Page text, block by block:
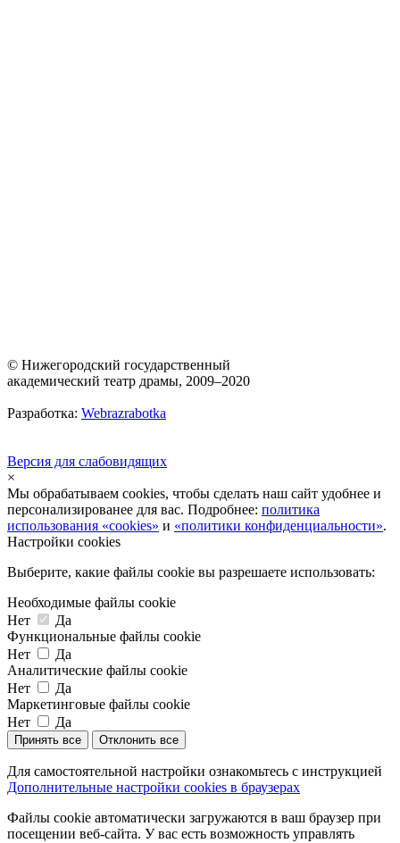
© Нижегородский государственный
академический театр драмы, 2009–2020
Разработка: Webrazrabotka
Версия для слабовидящих
×
Мы обрабатываем cookies, чтобы сделать наш сайт удобнее и
персонализированее для вас. Подробнее: политика
использования «cookies» и «политики конфиденциальности».
Настройки cookies
Выберите, какие файлы cookie вы разрешаете использовать:
Необходимые файлы cookie
Нет
Да
Функциональные файлы cookie
Нет
Да
Аналитические файлы cookie
Нет
Да
Маркетинговые файлы cookie
Нет
Да
Принять все Отклонить все
Для самостоятельной настройки ознакомьтесь с инструкцией
Дополнительные настройки cookies в браузерах
Файлы cookie автоматически загружаются в ваш браузер при
посещении веб-сайта. У вас есть возможность управлять